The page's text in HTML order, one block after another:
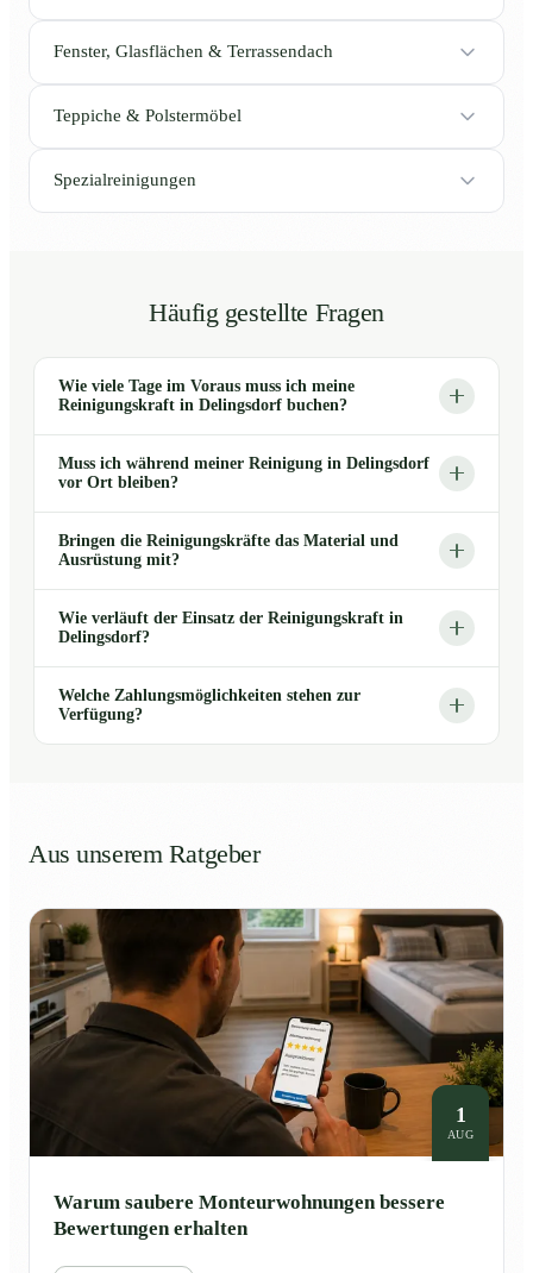
Fenster, Glasflächen & Terrassendach
Teppiche & Polstermöbel
Spezialreinigungen
Häufig gestellte Fragen
Wie viele Tage im Voraus muss ich meine
Reinigungskraft in Delingsdorf buchen?
Muss ich während meiner Reinigung in Delingsdorf
vor Ort bleiben?
Bringen die Reinigungskräfte das Material und
Ausrüstung mit?
Wie verläuft der Einsatz der Reinigungskraft in
Delingsdorf?
Welche Zahlungsmöglichkeiten stehen zur
Verfügung?
Aus unserem Ratgeber
1
AUG
Warum saubere Monteurwohnungen bessere
Bewertungen erhalten